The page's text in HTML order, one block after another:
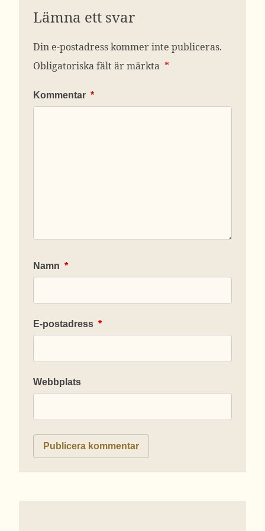
Lämna ett svar
Din e-postadress kommer inte publiceras.
Obligatoriska fält är märkta *
Kommentar *
Namn *
E-postadress *
Webbplats